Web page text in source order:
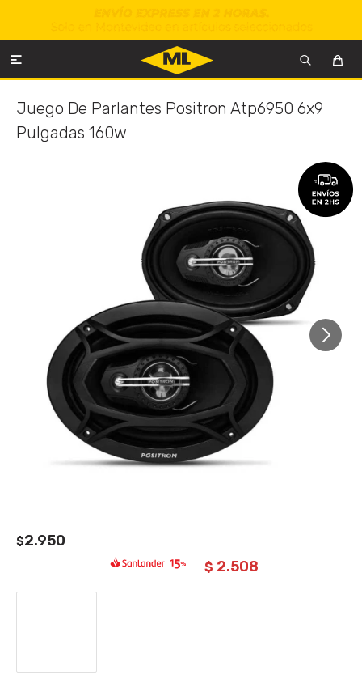

Juego De Parlantes Positron Atp6950 6x9
Pulgadas 160w
$2.950
$ 2.508